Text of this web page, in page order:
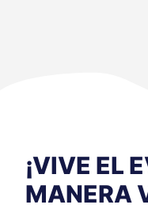
¡VIVE EL
MANERA